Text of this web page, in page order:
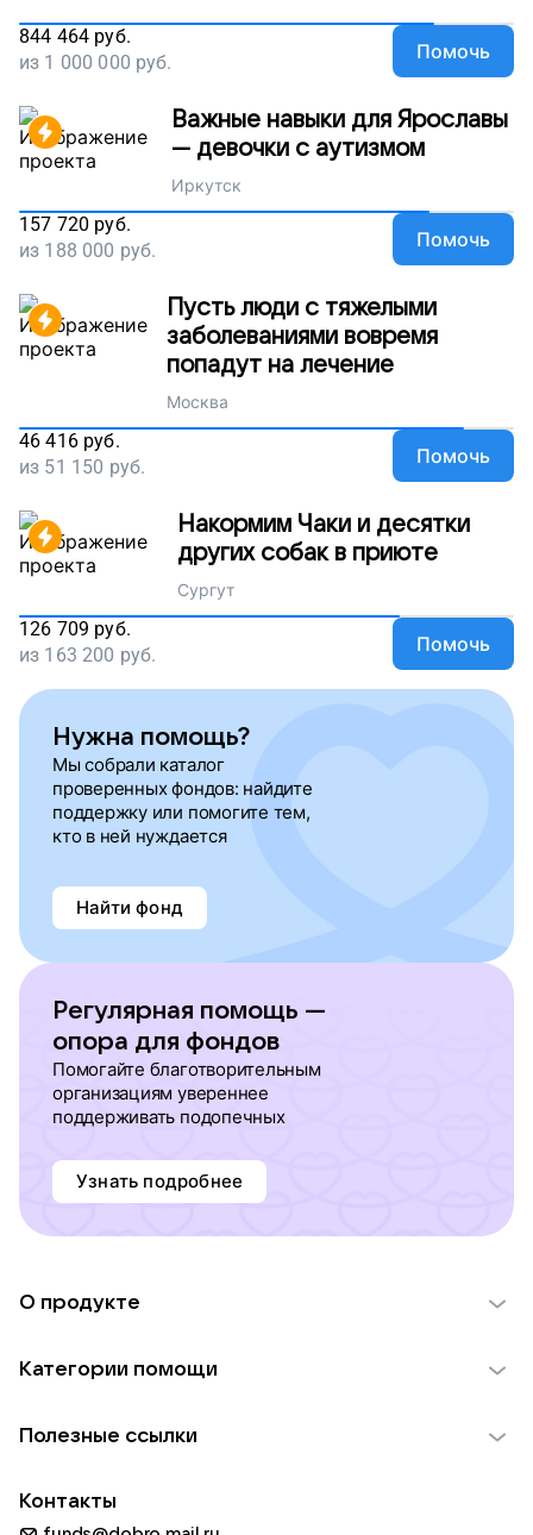
844 464 руб.
из 1 000 000 руб. Помочь
Важные навыки для Ярославы
— девочки с аутизмом
Иркутск
157 720 руб.
из 188 000 руб. Помочь
Пусть люди с тяжелыми
заболеваниями вовремя
попадут на лечение
Москва
46 416 руб.
из 51 150 руб. Помочь
Накормим Чаки и десятки
других собак в приюте
Сургут
126 709 руб.
из 163 200 руб. Помочь
Нужна помощь?
Мы собрали каталог
проверенных фондов: найдите
поддержку или помогите тем,
кто в ней нуждается
Найти фонд
Регулярная помощь —
опора для фондов
Помогайте благотворительным
организациям увереннее
поддерживать подопечных
Узнать подробнее
О продукте
Использование материалов
Для НКО
Категории помощи
Пожилым
Животным
Полезные ссылки
Контакты